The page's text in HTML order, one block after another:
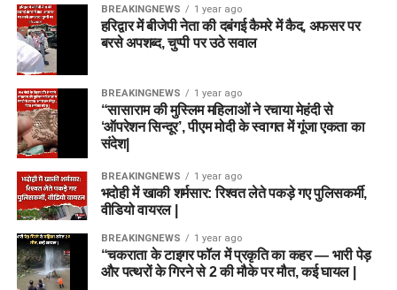
BREAKINGNEWS 1 year ago
हरिद्वार में बीजेपी नेता की दबंगई कैमरे में कैद, अफसर पर
बरसे अपशब्द, चुप्पी पर उठे सवाल
BREAKINGNEWS 1 year ago
“सासाराम की मुस्लिम महिलाओं ने रचाया मेहंदी से
‘ऑपरेशन सिन्दूर’, पीएम मोदी के स्वागत में गूंजा एकता का
संदेश|
BREAKINGNEWS 1 year ago
भदोही में खाकी शर्मसार: रिश्वत लेते पकड़े गए पुलिसकर्मी,
वीडियो वायरल |
BREAKINGNEWS 1 year ago
“चकराता के टाइगर फॉल में प्रकृति का कहर — भारी पेड़
और पत्थरों के गिरने से 2 की मौके पर मौत, कई घायल |